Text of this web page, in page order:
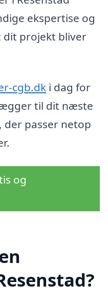
ekspertise og
dit projekt bliver
cgb.dk i dag for
til dit næste
passer netop
og